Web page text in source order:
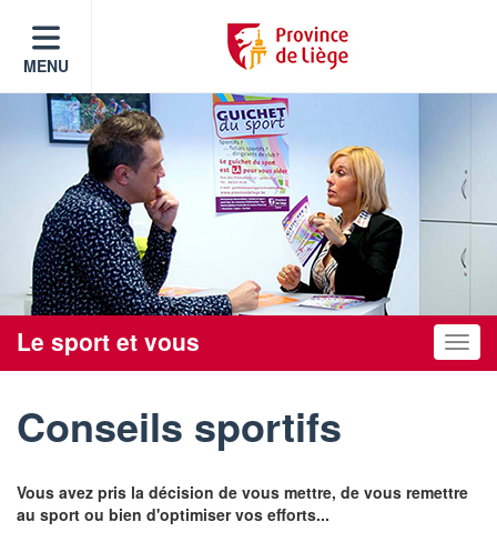
MENU
Le sport et vous
Conseils sportifs
Vous avez pris la décision de vous mettre, de vous remettre
au sport ou bien d'optimiser vos efforts...